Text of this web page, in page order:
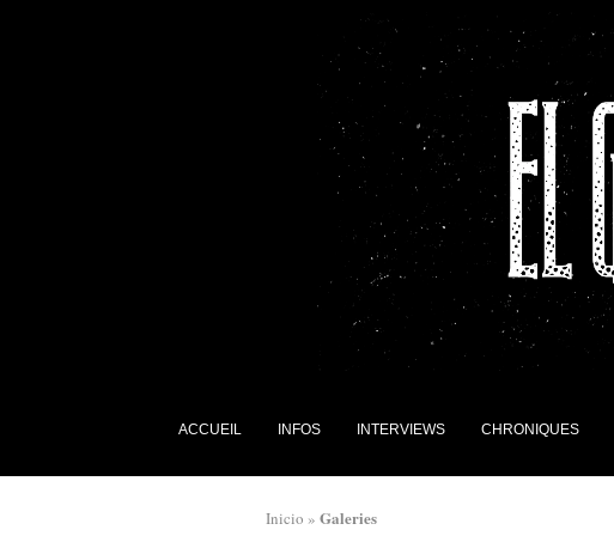
ACCUEIL INFOS INTERVIEWS CHRONIQUES
Inicio » Galeries